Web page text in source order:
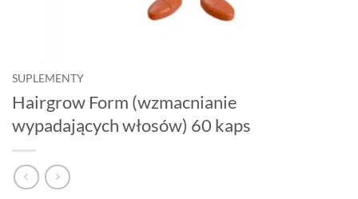
SUPLEMENTY
Hairgrow Form (wzmacnianie
wypadających włosów) 60 kaps